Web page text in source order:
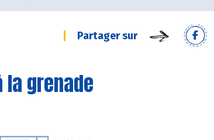
Partager sur
grenade